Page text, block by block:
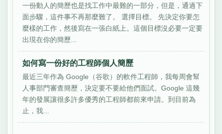
一份動人的簡歷也是找工作中最難的一部分，但是，通過下
面步驟，這件事不再那麼難了。 選擇目標。 先決定你要怎
麼樣的工作，然後寫在一張白紙上。這個目標沒必要一定要
出現在你的簡歷...
如何寫一份好的工程師個人簡歷
最近三年作為 Google（谷歌）的軟件工程師，我每周會幫
人事部門審查簡歷，決定要不要給他們面試。Google 這幾
年的發展讓很多許多優秀的工程師都前來申請。到目前為
止，我...